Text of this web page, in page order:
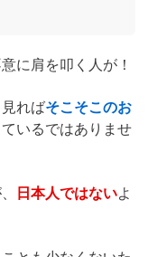
に肩を叩く人が！
ればそこそこのお
いるではありませ
日本人ではないよ